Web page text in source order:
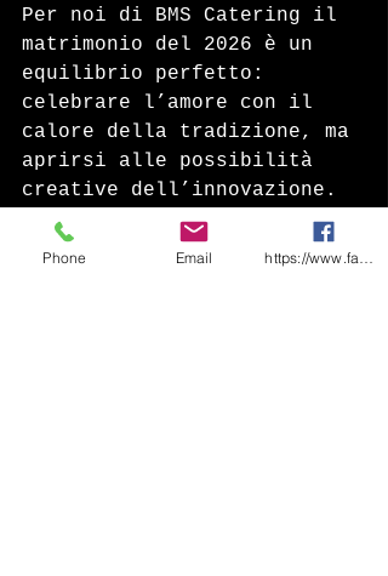
Per noi di BMS Catering il
matrimonio del 2026 è un
equilibrio perfetto:
celebrare l’amore con il
calore della tradizione, ma
aprirsi alle possibilità
creative dell’innovazione.
Ogni coppia può così
trasformare il proprio
Phone Email